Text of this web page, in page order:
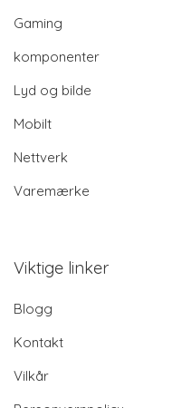
Gaming
komponenter
Lyd og bilde
Mobilt
Nettverk
Varemærke
Viktige linker
Blogg
Kontakt
Vilkår